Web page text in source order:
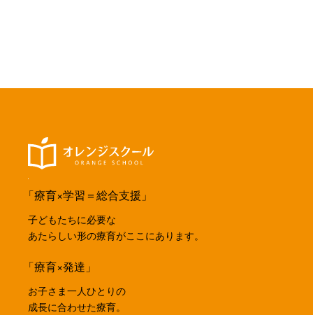
「療育×学習＝総合支援」
子どもたちに必要な
あたらしい形の療育がここにあります。
「療育×発達」
お子さま一人ひとりの
成長に合わせた療育。